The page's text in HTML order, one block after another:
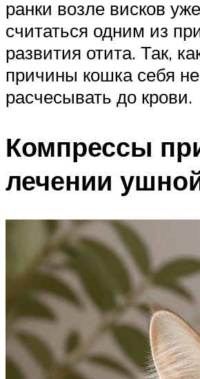
ранки возле висков
считаться одним из
развития отита. Так,
причины кошка себя
расчесывать до крови.
Компрессы
лечении